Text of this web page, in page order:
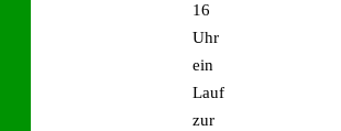
16
Uhr
ein
Lauf
zur